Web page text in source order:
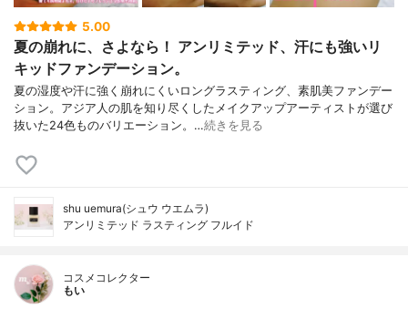
5.00
夏の崩れに、さよなら！ アンリミテッド、汗にも強いリ
キッドファンデーション。
夏の湿度や汗に強く崩れにくいロングラスティング、素肌美ファンデー
ション。アジア人の肌を知り尽くしたメイクアップアーティストが選び
抜いた24色ものバリエーション。…続きを見る
shu uemura(シュウ ウエムラ)
アンリミテッド ラスティング フルイド
コスメコレクター
もい